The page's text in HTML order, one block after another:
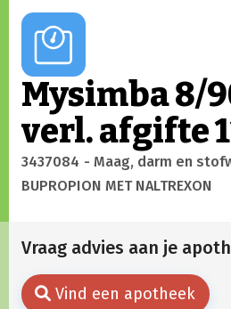
Mysimba 8/
verl. afgifte
3437084 - Maag, darm en
BUPROPION MET NALTREXON
Vraag advies aan je
Vind een apotheek